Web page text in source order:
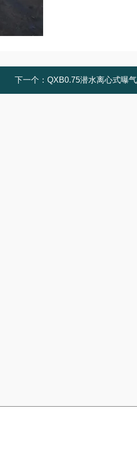
下一个： QXB0.75潜水离心式曝